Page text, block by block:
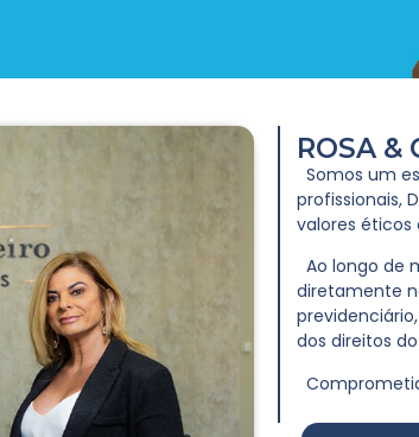
ROSA &
Somos um
profissionais,
valores éticos
Ao longo de
diretamente
dos direitos